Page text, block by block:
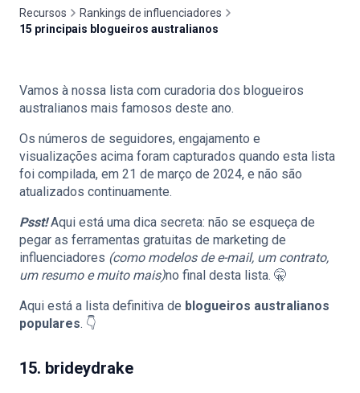
Recursos
Rankings de influenciadores
15 principais blogueiros australianos
Vamos à nossa lista com curadoria dos blogueiros
australianos mais famosos deste ano.
Os números de seguidores, engajamento e
visualizações acima foram capturados quando esta lista
foi compilada, em 21 de março de 2024, e não são
atualizados continuamente.
Psst!Aqui está uma dica secreta: não se esqueça de
pegar as ferramentas gratuitas de marketing de
influenciadores (como modelos de e-mail, um contrato,
um resumo e muito mais)no final desta lista. 🤫
Aqui está a lista definitiva de blogueiros australianos
populares. 👇
15. brideydrake